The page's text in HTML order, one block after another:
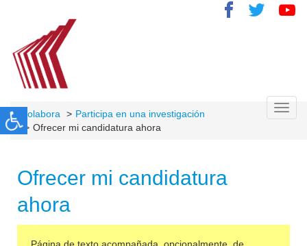
Colabora
Participa en una investigación
Ofrecer mi candidatura ahora
Ofrecer mi candidatura
ahora